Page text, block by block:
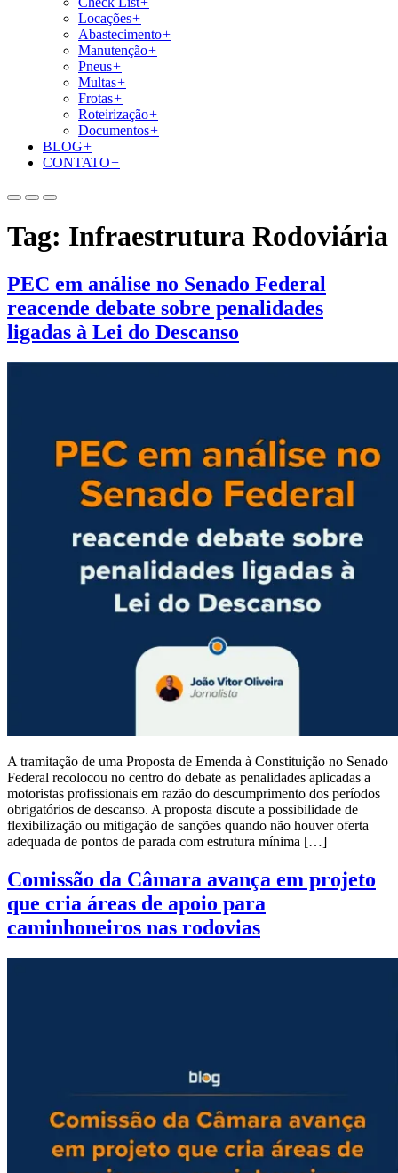
Locações+
Abastecimento+
Manutenção+
Pneus+
Multas+
Frotas+
Roteirização+
Documentos+
BLOG+
CONTATO+
Tag: Infraestrutura Rodoviária
PEC em análise no Senado Federal
reacende debate sobre penalidades
ligadas à Lei do Descanso
A tramitação de uma Proposta de Emenda à Constituição no Senado
Federal recolocou no centro do debate as penalidades aplicadas a
motoristas profissionais em razão do descumprimento dos períodos
obrigatórios de descanso. A proposta discute a possibilidade de
flexibilização ou mitigação de sanções quando não houver oferta
adequada de pontos de parada com estrutura mínima […]
Comissão da Câmara avança em projeto
que cria áreas de apoio para
caminhoneiros nas rodovias